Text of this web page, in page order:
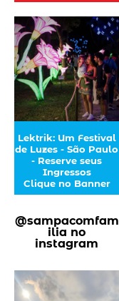
Lektrik: Um Festival
de Luzes - São Paulo
- Reserve seus
Ingressos
Clique no Banner
@sampacomfam
ilia no
instagram